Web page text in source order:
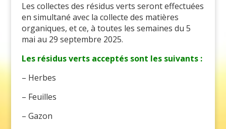
Les collectes des résidus verts seront effectuées
en simultané avec la collecte des matières
organiques, et ce, à toutes les semaines du 5
mai au 29 septembre 2025.
Les résidus verts acceptés sont les suivants :
– Herbes
– Feuilles
– Gazon